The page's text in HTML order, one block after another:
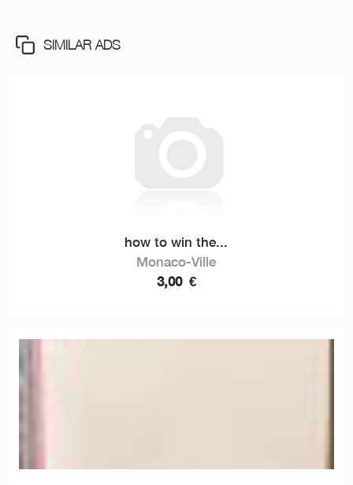
SIMILAR ADS
how to win the...
Monaco-Ville
3,00 €